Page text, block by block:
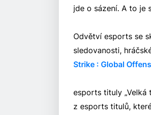
jde o sázení. A to je
Odvětví esports se
sledovanosti,
Strike : Global
esports tituly „Velká
z esports titulů,